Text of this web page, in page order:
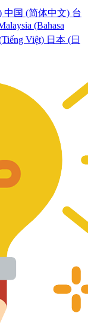
中国 (简体中文) 台
(Bahasa
Việt) 日本 (日